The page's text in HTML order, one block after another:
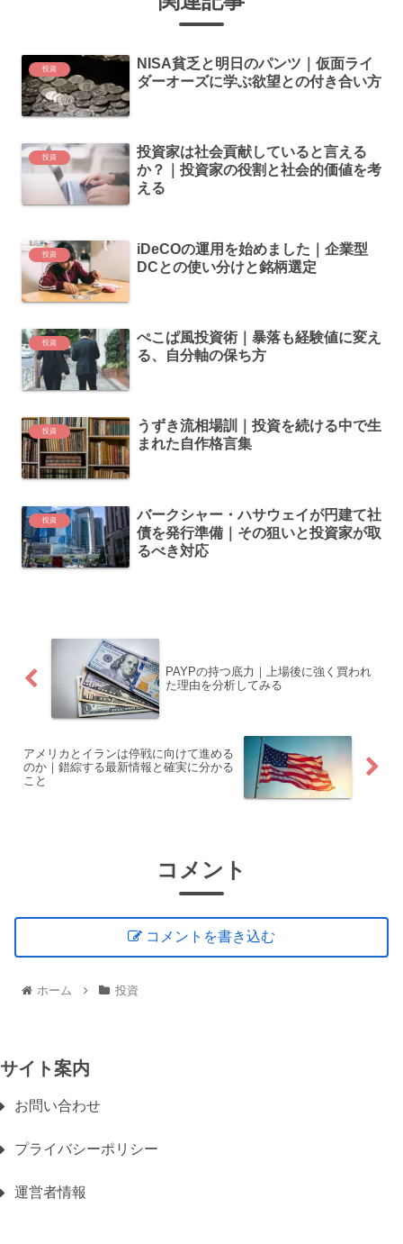
投資
NISA貧乏と明日のパンツ｜仮面ライ
ダーオーズに学ぶ欲望との付き合い方
投資
投資家は社会貢献していると言える
か？｜投資家の役割と社会的価値を考
える
投資
iDeCOの運用を始めました｜企業型
DCとの使い分けと銘柄選定
投資
ぺこぱ風投資術｜暴落も経験値に変え
る、自分軸の保ち方
投資
うずき流相場訓｜投資を続ける中で生
まれた自作格言集
投資
バークシャー・ハサウェイが円建て社
債を発行準備｜その狙いと投資家が取
るべき対応
PAYPの持つ底力｜上場後に強く買われ
た理由を分析してみる
アメリカとイランは停戦に向けて進める
のか｜錯綜する最新情報と確実に分かる
こと
コメント
コメントを書き込む
ホーム 投資
サイト案内
お問い合わせ
プライバシーポリシー
運営者情報